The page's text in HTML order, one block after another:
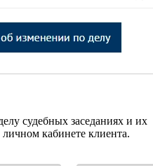
судебных заседаниях и их
личном кабинете клиента.